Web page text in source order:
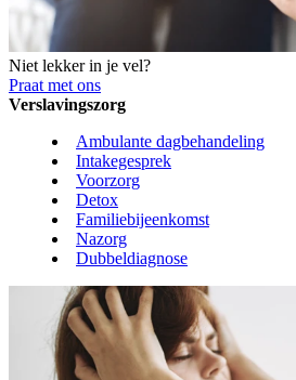
Niet lekker in je vel?
Praat met ons
Verslavingszorg
Ambulante dagbehandeling
Intakegesprek
Voorzorg
Detox
Familiebijeenkomst
Nazorg
Dubbeldiagnose